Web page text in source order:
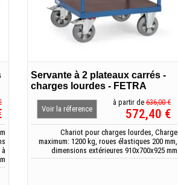
Servante à 2 plateaux carrés -
charges lourdes - FETRA
Voir la réference
à partir de 636,00 €
572,40 €
Chariot pour charges lourdes, Charge
maximum: 1200 kg, roues élastiques 200 mm,
dimensions extérieures 910x700x925 mm